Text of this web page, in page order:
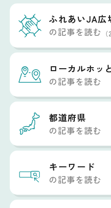
ふれあいJA広
の記事を読む
ローカルホッと
の記事を読む
都道府県
の記事を読む
キーワード
の記事を読む